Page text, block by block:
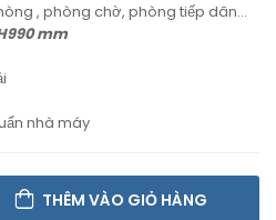
, phòng chờ, phòng tiếp dân...
mm
nhà máy
THÊM VÀO GIỎ HÀNG